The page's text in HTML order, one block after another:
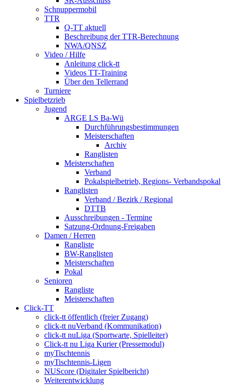
Schnuppermobil
TTR
Q-TT aktuell
Beschreibung der TTR-Berechnung
NWA/QNSZ
Video / Hilfe
Anleitung click-tt
Videos TT-Training
Über den Tellerrand
Turniere
Spielbetzrieb
Jugend
ARGE LS Ba-Wü
Durchführungsbestimmungen
Meisterschaften
Archiv
Ranglisten
Meisterschaften
Verband
Pokalspielbetrieb, Regions- Verbandspokal
Ranglisten
Verband / Bezirk / Regional
DTTB
Ausschreibungen - Termine
Satzung-Ordnung-Freigaben
Damen / Herren
Rangliste
BW-Ranglisten
Meisterschaften
Pokal
Senioren
Rangliste
Meisterschaften
Click-TT
click-tt öffentlich (freier Zugang)
click-tt nuVerband (Kommunikation)
click-tt nuLiga (Sportwarte, Spielleiter)
Click-tt nu Liga Kurier (Pressemodul)
myTischtennis
myTischtennis-Ligen
NUScore (Digitaler Spielbericht)
Weiterentwicklung